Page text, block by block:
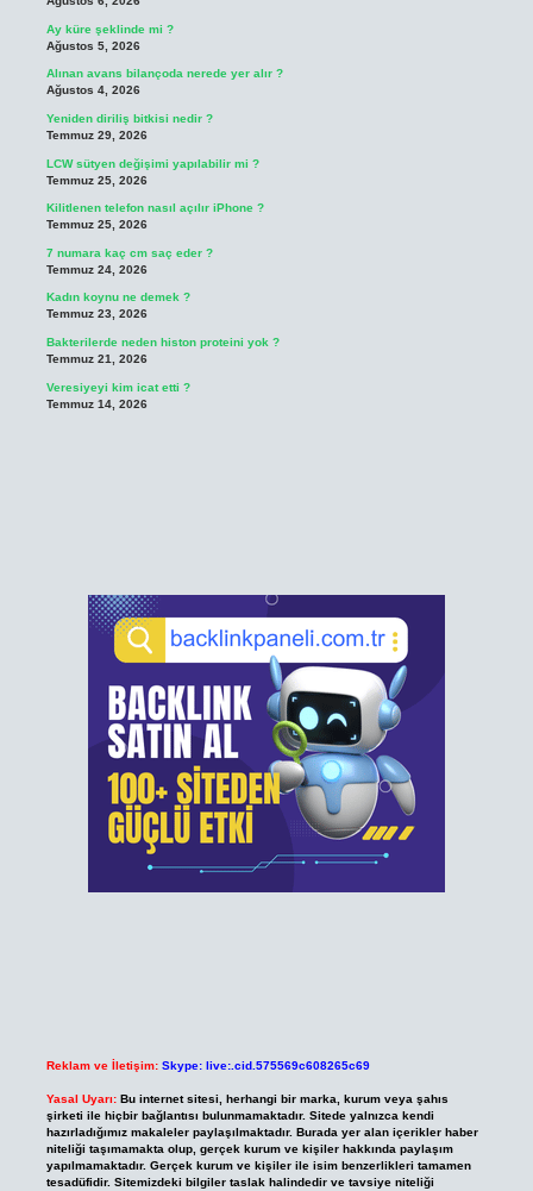
Ay küre şeklinde mi ?
Ağustos 5, 2026
Alınan avans bilançoda nerede yer alır ?
Ağustos 4, 2026
Yeniden diriliş bitkisi nedir ?
Temmuz 29, 2026
LCW sütyen değişimi yapılabilir mi ?
Temmuz 25, 2026
Kilitlenen telefon nasıl açılır iPhone ?
Temmuz 25, 2026
7 numara kaç cm saç eder ?
Temmuz 24, 2026
Kadın koynu ne demek ?
Temmuz 23, 2026
Bakterilerde neden histon proteini yok ?
Temmuz 21, 2026
Veresiyeyi kim icat etti ?
Temmuz 14, 2026
Reklam ve İletişim: Skype: live:.cid.575569c608265c69
Yasal Uyarı: Bu internet sitesi, herhangi bir marka, kurum veya şahıs
şirketi ile hiçbir bağlantısı bulunmamaktadır. Sitede yalnızca kendi
hazırladığımız makaleler paylaşılmaktadır. Burada yer alan içerikler haber
niteliği taşımamakta olup, gerçek kurum ve kişiler hakkında paylaşım
yapılmamaktadır. Gerçek kurum ve kişiler ile isim benzerlikleri tamamen
tesadüfidir. Sitemizdeki bilgiler taslak halindedir ve tavsiye niteliği